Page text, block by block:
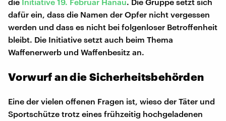
dafür ein, dass die Namen der Opfer nicht vergessen
werden und dass es nicht bei folgenloser Betroffenheit
bleibt. Die Initiative setzt auch beim Thema
Waffenerwerb und Waffenbesitz an.
Vorwurf an die Sicherheitsbehörden
Eine der vielen offenen Fragen ist, wieso der Täter und
Sportschütze trotz eines frühzeitig hochgeladenen